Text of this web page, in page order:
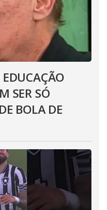
EDUCAÇÃO
SER SÓ
BOLA DE